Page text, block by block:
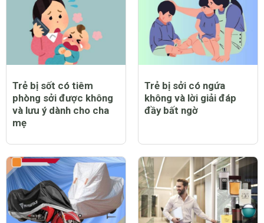
Trẻ bị sốt có tiêm
phòng sởi được không
và lưu ý dành cho cha
mẹ
Trẻ bị sởi có ngứa
không và lời giải đáp
đầy bất ngờ